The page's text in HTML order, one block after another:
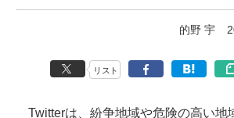
的野 宇
リスト
Twitterは、紛争地域や危険の高い地